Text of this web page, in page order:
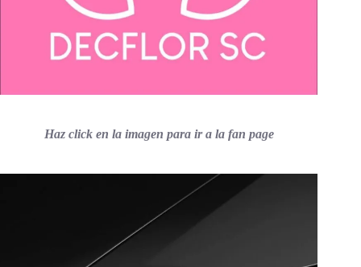
Haz click en la imagen para ir a la fan page